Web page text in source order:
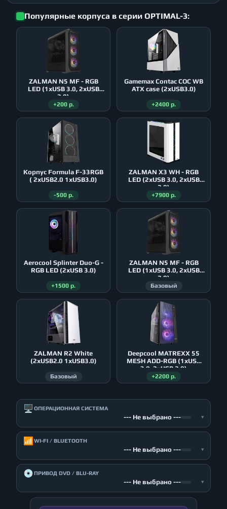
Популярные корпуса в серии OPTIMAL-3:
ZALMAN N5 MF - RGB
LED (1xUSB 3.0, 2xUSB
2.0)
+200 р.
Gamemax Contac COC WB
ATX case (2xUSB3.0)
+2400 р.
Корпус Formula F-33RGB
( 2xUSB2.0 1xUSB3.0)
-500 р.
ZALMAN X3 WH - RGB
LED (2xUSB 3.0, 2xUSB
2.0)
+7900 р.
Aerocool Splinter Duo-G -
RGB LED (2xUSB 3.0)
+1500 р.
ZALMAN N5 MF - RGB
LED (1xUSB 3.0, 2xUSB
2.0)
Базовый
ZALMAN R2 White
(2xUSB2.0 1xUSB3.0)
Базовый
Deepcool MATREXX 55
MESH ADD-RGB (1xUSB
3.0, 2xUSB 2.0)
+2200 р.
🖥️ ОПЕРАЦИОННАЯ СИСТЕМА
--- Не выбрано --- ▾
📶 WI-FI / BLUETOOTH
--- Не выбрано --- ▾
💿ПРИВОД DVD / BLU-RAY
--- Не выбрано --- ▾